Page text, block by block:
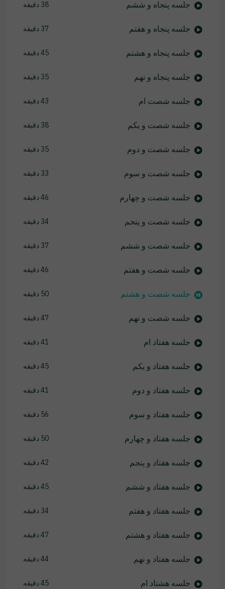
جلسه پنجاه و ششم 38 دقیقه
جلسه پنجاه و هفتم 37 دقیقه
جلسه پنجاه و هشتم 45 دقیقه
جلسه پنجاه و نهم 35 دقیقه
جلسه شصت ام 43 دقیقه
جلسه شصت و یکم 38 دقیقه
جلسه شصت و دوم 35 دقیقه
جلسه شصت و سوم 33 دقیقه
جلسه شصت و چهارم 46 دقیقه
جلسه شصت و پنجم 34 دقیقه
جلسه شصت و ششم 37 دقیقه
جلسه شصت و هفتم 46 دقیقه
جلسه شصت و هشتم 50 دقیقه
جلسه شصت و نهم 47 دقیقه
جلسه هفتاد ام 41 دقیقه
جلسه هفتاد و یکم 45 دقیقه
جلسه هفتاد و دوم 41 دقیقه
جلسه هفتاد و سوم 56 دقیقه
جلسه هفتاد و چهارم 50 دقیقه
جلسه هفتاد و پنجم 42 دقیقه
جلسه هفتاد و ششم 45 دقیقه
جلسه هفتاد و هفتم 34 دقیقه
جلسه هفتاد و هشتم 47 دقیقه
جلسه هفتاد و نهم 44 دقیقه
جلسه هشتاد ام 45 دقیقه